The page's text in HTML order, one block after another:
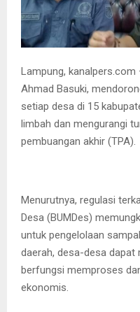
Lampung, kanalpers.com
Ahmad Basuki,
setiap desa di 15
limbah dan mengurangi
pembuangan akhir (TPA).
Menurutnya, regulasi
Desa (BUMDes)
untuk pengelolaan
daerah, desa-desa dapat
berfungsi memproses
ekonomis.